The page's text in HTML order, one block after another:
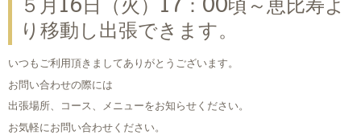
５月16日（火）17：00頃～恵比寿よ
り移動し出張できます。
いつもご利用頂きましてありがとうございます。
お問い合わせの際には
出張場所、コース、メニューをお知らせください。
お気軽にお問い合わせください。